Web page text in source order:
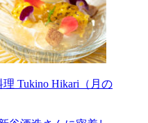
Tukino Hikari（月の